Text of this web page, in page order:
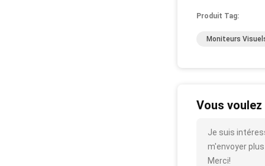
Produit Tag:
Moniteurs
Vous
Je suis
m'envoyer
Merci!